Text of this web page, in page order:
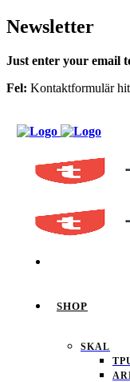
Newsletter
Just enter your email
Fel: Kontaktformulär
SHOP
SKAL